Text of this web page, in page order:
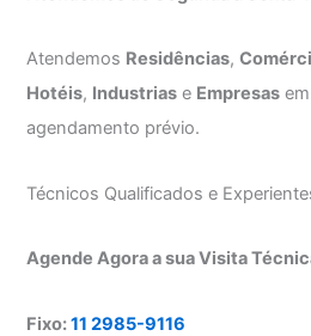
Atendemos Residências,
Hotéis, Industrias e Empresas
agendamento prévio.
Técnicos Qualificados e
Agende Agora a sua Visita
Fixo:11 2985-9116